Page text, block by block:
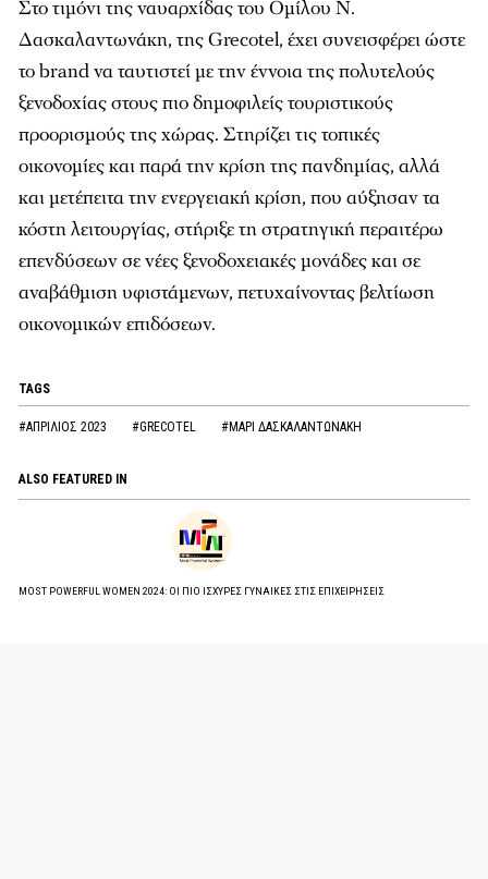
Στο τιµόνι της ναυαρχίδας του Οµίλου Ν.
Δασκαλαντωνάκη, της Grecotel, έχει συνεισφέρει ώστε
το brand να ταυτιστεί µε την έννοια της πολυτελούς
ξενοδοχίας στους πιο δηµοφιλείς τουριστικούς
προορισµούς της χώρας. Στηρίζει τις τοπικές
οικονοµίες και παρά την κρίση της πανδηµίας, αλλά
και µετέπειτα την ενεργειακή κρίση, που αύξησαν τα
κόστη λειτουργίας, στήριξε τη στρατηγική περαιτέρω
επενδύσεων σε νέες ξενοδοχειακές µονάδες και σε
αναβάθµιση υφιστάµενων, πετυχαίνοντας βελτίωση
οικονοµικών επιδόσεων.
TAGS
#ΑΠΡΙΛΙΟΣ 2023 #GRECOTEL #ΜΑΡΙ ΔΑΣΚΑΛΑΝΤΩΝΑΚΗ
ALSO FEATURED IN
MOST POWERFUL WOMEN 2024: ΟΙ ΠΙΟ ΙΣΧΥΡΕΣ ΓΥΝΑΙΚΕΣ ΣΤΙΣ ΕΠΙΧΕΙΡΗΣΕΙΣ